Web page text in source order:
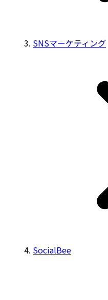
SNSマーケティング
SocialBee